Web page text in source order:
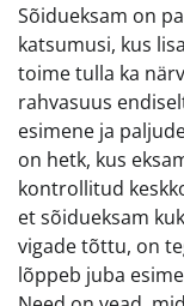
Sõidueksam on
katsumusi, kus
toime tulla ka
rahvasuus
esimene ja
on hetk, kus
kontrollitud
et sõidueksam
vigade tõttu, on
lõppeb juba